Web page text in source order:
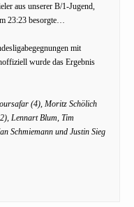
aus unserer B/1-Jugend,
23:23 besorgte…
mit
wurde das Ergebnis
(4), Moritz Schölich
Lennart Blum, Tim
Schmiemann und Justin Sieg